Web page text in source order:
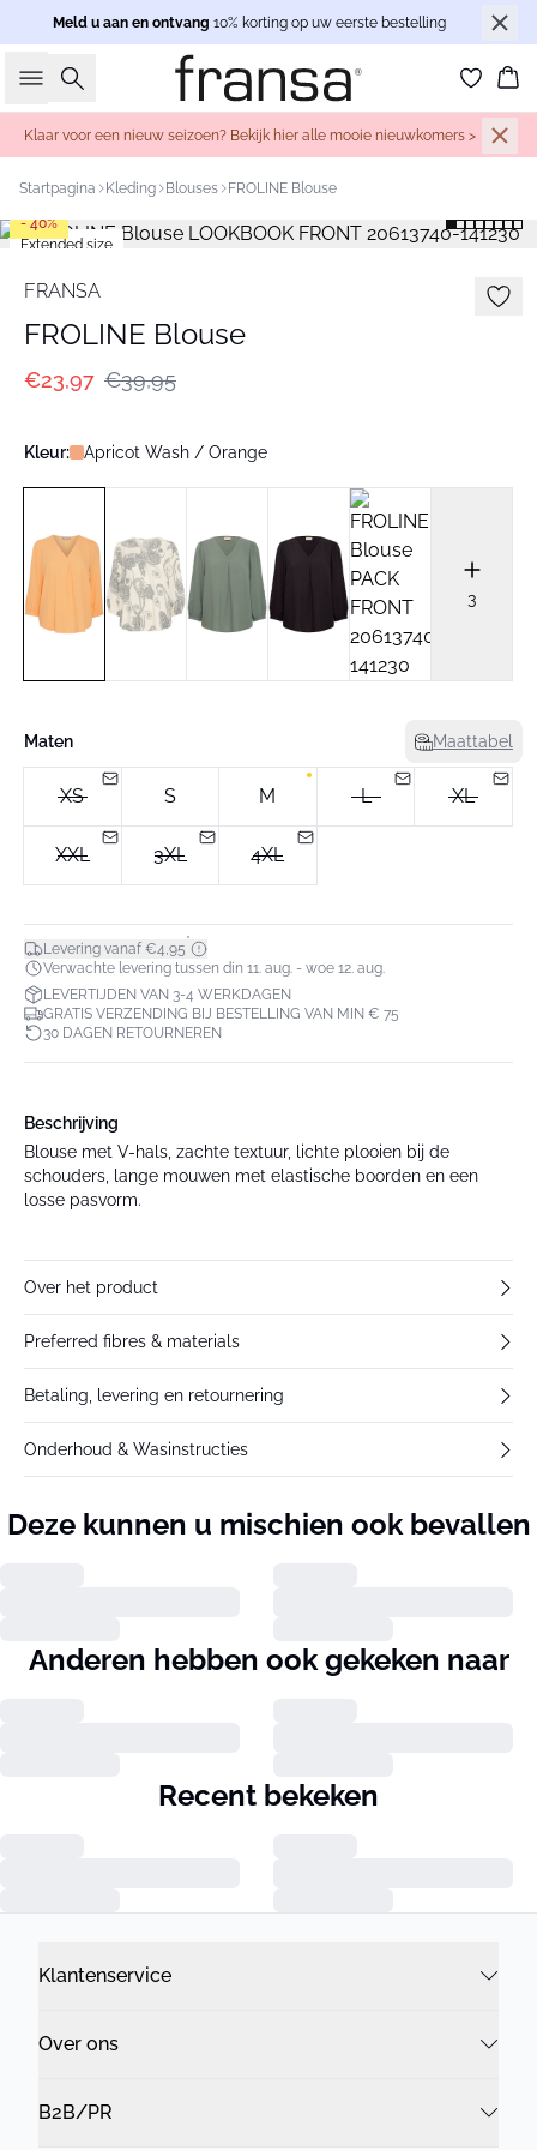
Meld u aan en ontvang 10% korting op uw eerste bestelling
Zoeken
Klaar voor een nieuw seizoen? Bekijk hier alle mooie nieuwkomers >
Startpagina Kleding Blouses FROLINE Blouse
Extended size
- 40%
FRANSA
FROLINE Blouse
€23,97 €39,95
Kleur: Apricot Wash / Orange
3
Maten Maattabel
XS S M L XL
XXL 3XL 4XL
Levering vanaf €4,95*
Verwachte levering tussen din 11. aug. - woe 12. aug.
LEVERTIJDEN VAN 3-4 WERKDAGEN
GRATIS VERZENDING BIJ BESTELLING VAN MIN € 75
30 DAGEN RETOURNEREN
Beschrijving
Blouse met V-hals, zachte textuur, lichte plooien bij de
schouders, lange mouwen met elastische boorden en een
losse pasvorm.
Over het product
Preferred fibres & materials
Betaling, levering en retournering
Onderhoud & Wasinstructies
Deze kunnen u mischien ook bevallen
Anderen hebben ook gekeken naar
Recent bekeken
Klantenservice
Over ons
B2B/PR